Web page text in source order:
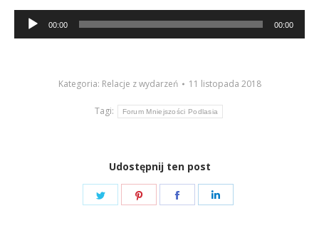
Odtwarzacz
plików
00:00 00:00
Kategoria: Relacje z wydarzeń 11 listopada 2018
Tagi: Forum Mniejszości Podlasia
Udostępnij ten post
Share
Share
Share